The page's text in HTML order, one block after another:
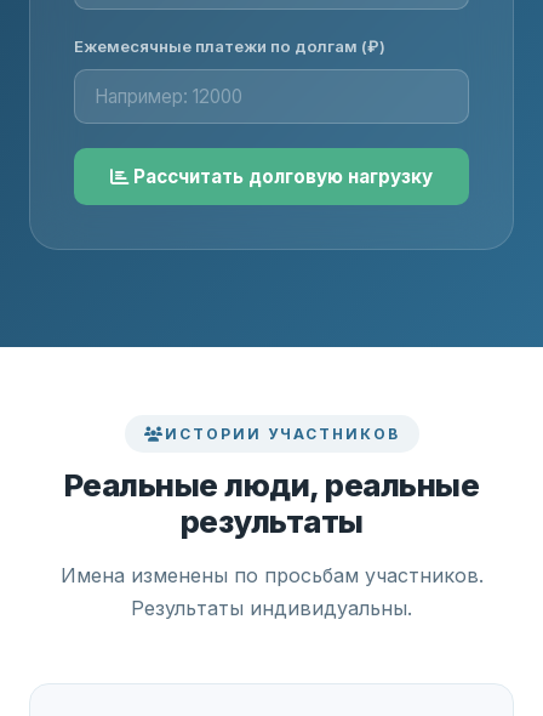
Ежемесячные платежи по долгам (₽)
Рассчитать долговую нагрузку
ИСТОРИИ УЧАСТНИКОВ
Реальные люди, реальные
результаты
Имена изменены по просьбам участников.
Результаты индивидуальны.